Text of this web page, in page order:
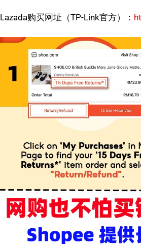
Lazada购买网址（TP-Link官方）：